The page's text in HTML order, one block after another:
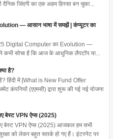
दैनिक जिंदगी का एक अहम हिस्सा बन चुका...
— आसान भाषा में समझें | कंप्यूटर का
Digital Computer का Evolution —
कभी सोचा है कि आज के आधुनिक लैपटॉप या...
है?
हिंदी में [What is New Fund Offer
कंपनियों (एएमसी) द्वारा शुरू की गई नई योजना
बेस्ट VPN ऐप्स (2025)
बेस्ट VPN ऐप्स (2025) आजकल हम सभी
को लेकर बहुत सतर्क हो गए हैं। इंटरनेट पर